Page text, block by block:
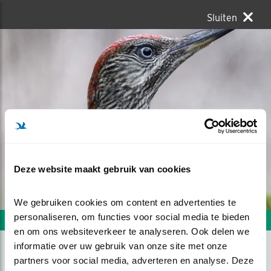
Deze website maakt gebruik van cookies
We gebruiken cookies om content en advertenties te
personaliseren, om functies voor social media te bieden
en om ons websiteverkeer te analyseren. Ook delen we
informatie over uw gebruik van onze site met onze
partners voor social media, adverteren en analyse. Deze
Sluiten
Volgende foto Vorige foto